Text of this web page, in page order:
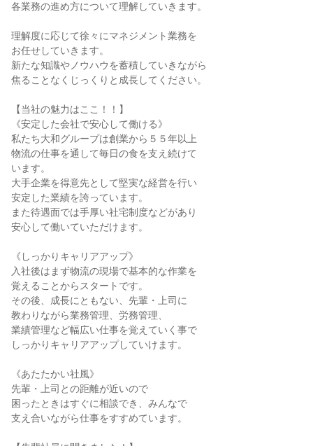
各業務の進め方について理解していきます。
理解度に応じて徐々にマネジメント業務を
お任せしていきます。
新たな知識やノウハウを蓄積していきながら
焦ることなくじっくりと成長してください。
【当社の魅力はここ！！】
《安定した会社で安心して働ける》
私たち大和グループは創業から５５年以上
物流の仕事を通して毎日の食を支え続けて
います。
大手企業を得意先として堅実な経営を行い
安定した業績を誇っています。
また待遇面では手厚い社宅制度などがあり
安心して働いていただけます。
《しっかりキャリアアップ》
入社後はまず物流の現場で基本的な作業を
覚えることからスタートです。
その後、成長にともない、先輩・上司に
教わりながら業務管理、労務管理、
業績管理など幅広い仕事を覚えていく事で
しっかりキャリアアップしていけます。
《あたたかい社風》
先輩・上司との距離が近いので
困ったときはすぐに相談でき、みんなで
支え合いながら仕事をすすめています。